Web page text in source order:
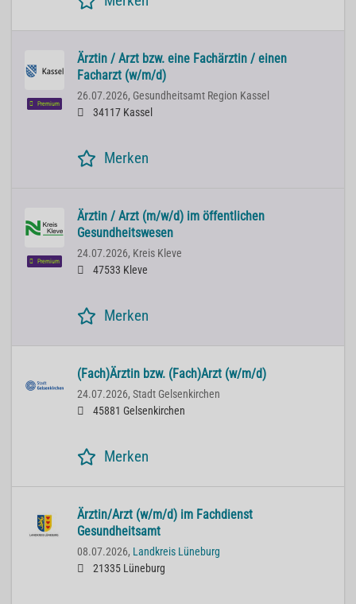
Premium
Ärztin / Arzt bzw. eine Fachärztin / einen
Facharzt (w/m/d)
26.07.2026, Gesundheitsamt Region Kassel
34117 Kassel
Merken
Premium
Ärztin / Arzt (m/w/d) im öffentlichen
Gesundheitswesen
24.07.2026, Kreis Kleve
47533 Kleve
Merken
(Fach)Ärztin bzw. (Fach)Arzt (w/m/d)
24.07.2026, Stadt Gelsenkirchen
45881 Gelsenkirchen
Merken
Ärztin/Arzt (w/m/d) im Fachdienst
Gesundheitsamt
08.07.2026, Landkreis Lüneburg
21335 Lüneburg